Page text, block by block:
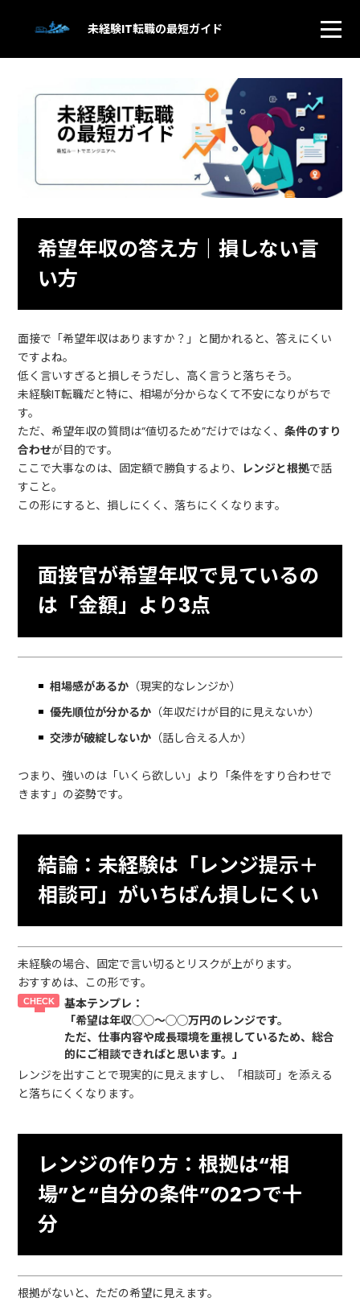
未経験IT転職の最短ガイド
希望年収の答え方｜損しない言
い方
面接で「希望年収はありますか？」と聞かれると、答えにくい
ですよね。
低く言いすぎると損しそうだし、高く言うと落ちそう。
未経験IT転職だと特に、相場が分からなくて不安になりがちで
す。
ただ、希望年収の質問は“値切るため”だけではなく、条件のすり
合わせが目的です。
ここで大事なのは、固定額で勝負するより、 レンジと根拠で話
すこと。
この形にすると、損しにくく、落ちにくくなります。
面接官が希望年収で見ているの
は「金額」より3点
相場感があるか （現実的なレンジか）
優先順位が分かるか （年収だけが目的に見えないか）
交渉が破綻しないか （話し合える人か）
つまり、強いのは「いくら欲しい」より「条件をすり合わせで
きます」の姿勢です。
結論：未経験は「レンジ提示＋
相談可」がいちばん損しにくい
未経験の場合、固定で言い切るとリスクが上がります。
おすすめは、この形です。
基本テンプレ：
「希望は年収◯◯〜◯◯万円のレンジです。
ただ、仕事内容や成長環境を重視しているため、総合
的にご相談できればと思います。」
レンジを出すことで現実的に見えますし、「相談可」を添える
と落ちにくくなります。
レンジの作り方：根拠は“相
場”と“自分の条件”の2つで十
分
根拠がないと、ただの希望に見えます。